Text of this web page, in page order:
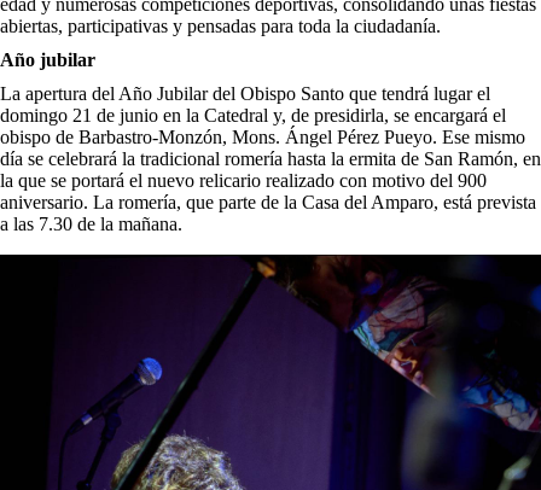
abiertas, participativas y pensadas para toda la ciudadanía.
Año jubilar
La apertura del Año Jubilar del Obispo Santo que tendrá lugar el
domingo 21 de junio en la Catedral y, de presidirla, se encargará el
obispo de Barbastro-Monzón, Mons. Ángel Pérez Pueyo. Ese mismo
día se celebrará la tradicional romería hasta la ermita de San Ramón, en
la que se portará el nuevo relicario realizado con motivo del 900
aniversario. La romería, que parte de la Casa del Amparo, está prevista
a las 7.30 de la mañana.